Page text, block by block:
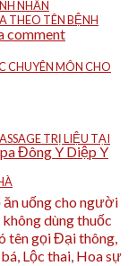
NHÂN
THEO TÊN BỆNH
CHUYÊN MÔN CHO
TRỊ LIỆU TẠI
comment
Đông Y Diệp Y
uống cho người
dùng thuốc
tên gọi Đại thông,
Lộc thai, Hoa sự